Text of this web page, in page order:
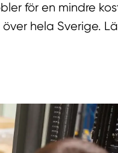
för en mindre
hela Sverige.